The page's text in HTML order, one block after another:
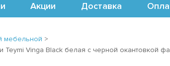
Акции Доставка
мебельной >
Vinga Black белая с черной окантовкой